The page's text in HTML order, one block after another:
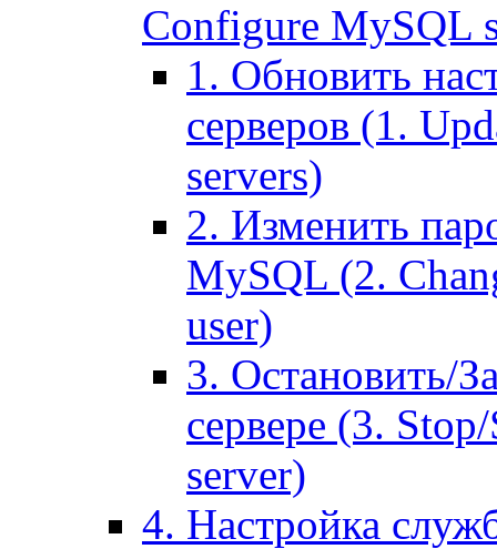
Configure MySQL
1. Обновить
серверов (1.
servers)
2. Изменить
MySQL (2.
user)
3. Остановить/
сервере (3.
server)
4. Настройка